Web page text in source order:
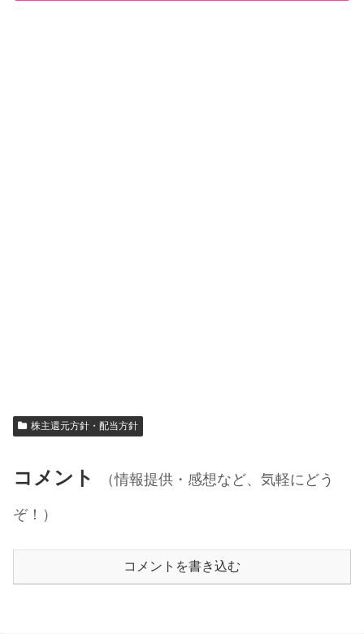
株主還元方針・配当方針
コメント
（情報提供・感想など、気軽にどう
ぞ！）
コメントを書き込む